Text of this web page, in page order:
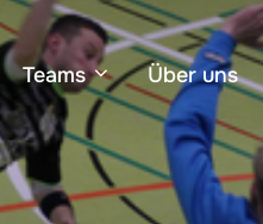
Teams Über uns